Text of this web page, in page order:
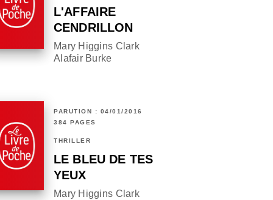
L'AFFAIRE
CENDRILLON
Mary Higgins Clark
Alafair Burke
PARUTION : 04/01/2016
384 PAGES
THRILLER
LE BLEU DE TES
YEUX
Mary Higgins Clark